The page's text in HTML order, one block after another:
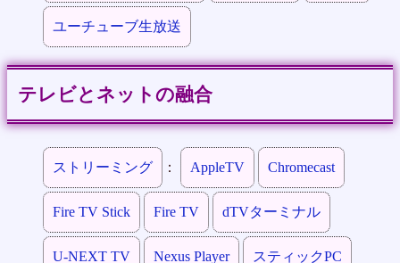
ユーチューブ生放送
テレビとネットの融合
ストリーミング ： AppleTV Chromecast
Fire TV Stick Fire TV dTVターミナル
U-NEXT TV Nexus Player スティックPC